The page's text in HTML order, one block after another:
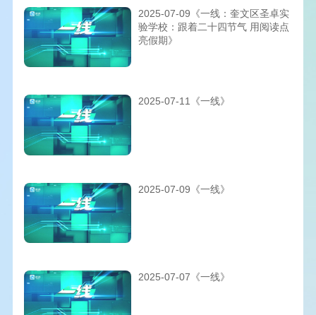
2025-07-09《一线：奎文区圣卓实
验学校：跟着二十四节气 用阅读点
亮假期》
2025-07-11《一线》
2025-07-09《一线》
2025-07-07《一线》